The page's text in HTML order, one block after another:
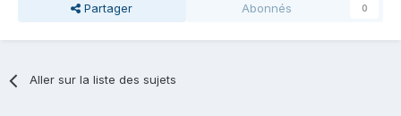
Partager Abonnés 0
Aller sur la liste des sujets